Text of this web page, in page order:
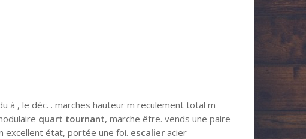
à , le déc. . marches hauteur m reculement total m
quart tournant, marche être. vends une paire
excellent état, portée une foi. escalier acier